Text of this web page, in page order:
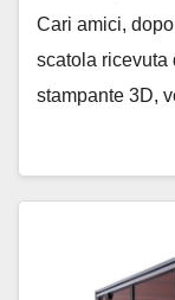
Cari amici,
scatola ricevuta
stampante 3D,